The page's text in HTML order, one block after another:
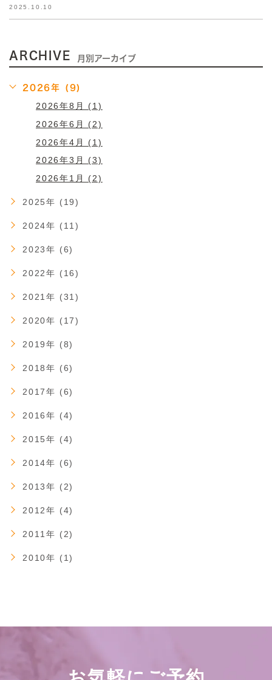
2025.10.10
ARCHIVE 月別アーカイブ
2026年 (9)
2026年8月 (1)
2026年6月 (2)
2026年4月 (1)
2026年3月 (3)
2026年1月 (2)
2025年 (19)
2024年 (11)
2023年 (6)
2022年 (16)
2021年 (31)
2020年 (17)
2019年 (8)
2018年 (6)
2017年 (6)
2016年 (4)
2015年 (4)
2014年 (6)
2013年 (2)
2012年 (4)
2011年 (2)
2010年 (1)